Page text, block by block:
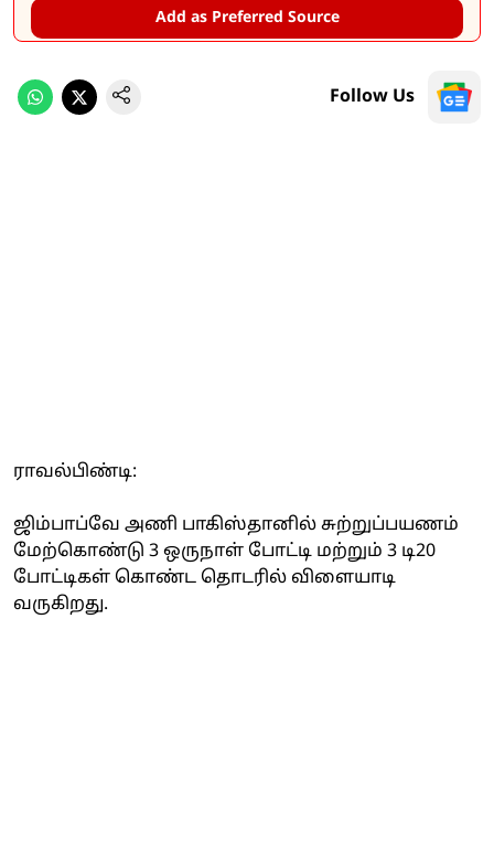
Add as Preferred Source
Follow Us
ராவல்பிண்டி:
ஜிம்பாப்வே அணி பாகிஸ்தானில் சுற்றுப்பயணம்
மேற்கொண்டு 3 ஒருநாள் போட்டி மற்றும் 3 டி20
போட்டிகள் கொண்ட தொடரில் விளையாடி
வருகிறது.